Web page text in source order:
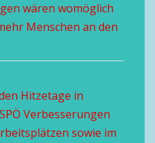
wären womöglich
Menschen an den
Hitzetage in
Verbesserungen
sowie im